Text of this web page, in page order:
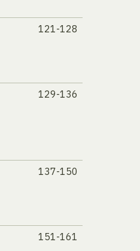
121-128
129-136
137-150
151-161